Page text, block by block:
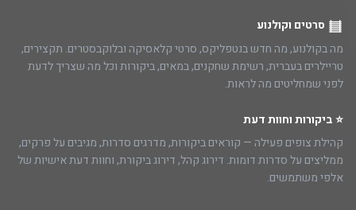
סרטים וקולנוע
מה בקולנוע, מה חדש בנטפליקס, סרטי קלאסיקה ובלוקבסטרים. תקצירים,
טריילרים בעברית, רשימת שחקנים, במאים, ביקורות וכל מה שצריך לדעת
לפני שמחליטים מה לראות.
⭐ ביקורות וחוות דעת
קהילת צופים פעילה — קוראים ביקורות, מדרגים סדרות, מגיבים על פרקים,
ממליצים על סדרות דומות. דירוג קהל, דירוג ביקורת, וחוות דעת אישיות של
אלפי משתמשים.